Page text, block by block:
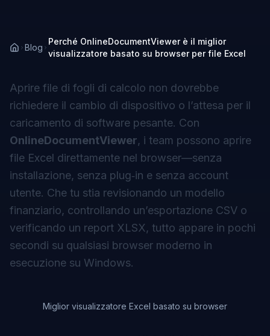
Blog
Perché OnlineDocumentViewer è il miglior
visualizzatore basato su browser per file Excel
Aprire file di fogli di calcolo non dovrebbe
richiedere il cambio di dispositivo o l’attesa per il
caricamento di software pesante. Con
OnlineDocumentViewer, i team possono aprire
file Excel direttamente nel browser—senza
installazione, senza plug‑in e senza account
utente. Che tu stia revisionando un modello
finanziario, controllando un’esportazione CSV o
verificando un report XLSX, tutto appare in pochi
secondi su qualsiasi browser moderno in
esecuzione su Windows.
Miglior visualizzatore Excel basato su browser